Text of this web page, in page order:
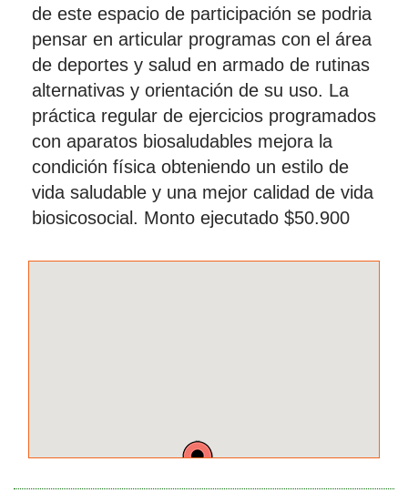
de este espacio de participación se podria
pensar en articular programas con el área
de deportes y salud en armado de rutinas
alternativas y orientación de su uso. La
práctica regular de ejercicios programados
con aparatos biosaludables mejora la
condición física obteniendo un estilo de
vida saludable y una mejor calidad de vida
biosicosocial. Monto ejecutado $50.900